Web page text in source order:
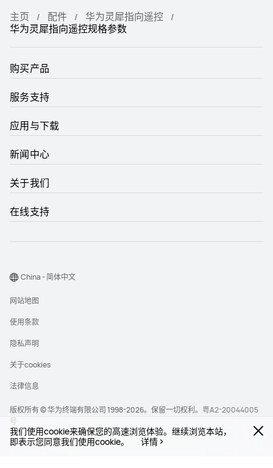
我们使用cookie来确保您的高速浏览体验。继续浏览本站，
即表示您同意我们使用cookie。
详情
主页 配件
华为灵犀指向遥控
华为灵犀指向遥控规格参数
购买产品
服务支持
应用与下载
新闻中心
关于我们
在线支持
版权所有 © 华为终端有限公司 1998-2026。保留一切权利。 粤A2-20044005
号
网站地图
使用条款
隐私声明
关于cookies
法律信息
China - 简体中文